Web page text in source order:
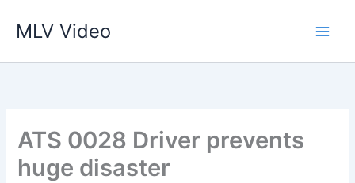
atlaMLV Video
ATS 0028 Driver prevents
huge disaster